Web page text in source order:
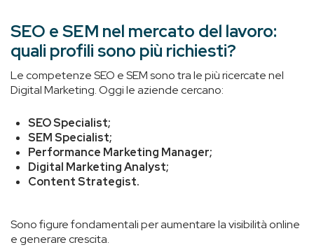
SEO e SEM nel mercato del lavoro:
quali profili sono più richiesti?
Le competenze SEO e SEM sono tra le più ricercate nel
Digital Marketing. Oggi le aziende cercano:
SEO Specialist;
SEM Specialist;
Performance Marketing Manager;
Digital Marketing Analyst;
Content Strategist.
Sono figure fondamentali per aumentare la visibilità online
e generare crescita.